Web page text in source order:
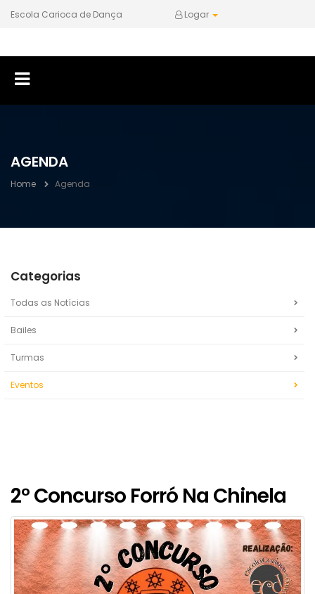
Escola Carioca de Dança Logar
AGENDA
Home Agenda
Categorias
Todas as Notícias
Bailes
Turmas
Eventos
2° Concurso Forró Na Chinela